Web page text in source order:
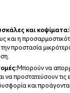
και κοψίματα:
και η
την προστασία
Μπορούν να
να προστατεύσουν τις
και